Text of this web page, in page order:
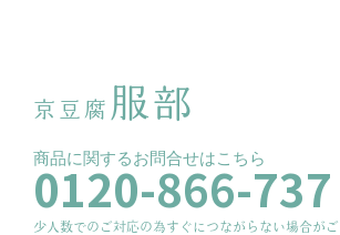
京豆腐 服部
商品に関するお問合せはこちら
0120-866-737
少人数でのご対応の為すぐにつながらない場合がご